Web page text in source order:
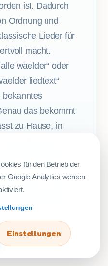
ist. Dadurch
Ordnung und
Lieder für
macht.
waelder“ oder
liedtext“
bekanntes
das bekommt
zu Hause, in
fester Teil eines
getragen, warm
für den Betrieb der
Google Analytics werden
Einstellungen